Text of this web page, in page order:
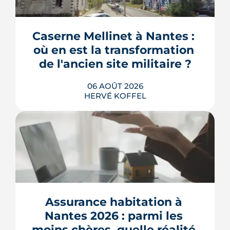
Caserne Mellinet à Nantes :
où en est la transformation
de l'ancien site militaire ?
06 AOÛT 2026
HERVÉ KOFFEL
L'ancienne caserne Mellinet devient un
quartier habité de treize hectares et
demi. Livraisons de logements, friche
où en est le chantier, hameau par
hameau.
LIRE L'ARTICLE
Assurance habitation à
Nantes 2026 : parmi les